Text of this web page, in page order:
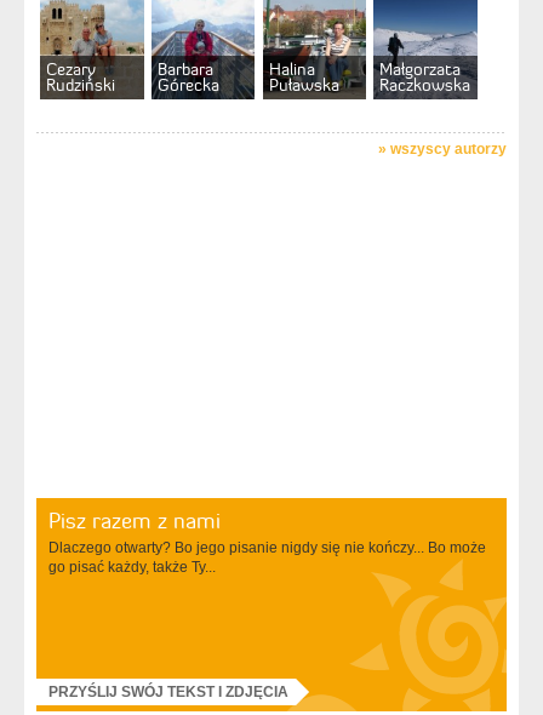
Cezary
Rudziński
Barbara
Górecka
Halina
Puławska
Małgorzata
Raczkowska
» wszyscy autorzy
Pisz razem z nami
Dlaczego otwarty? Bo jego pisanie nigdy się nie kończy... Bo może
go pisać każdy, także Ty...
PRZYŚLIJ SWÓJ TEKST I ZDJĘCIA